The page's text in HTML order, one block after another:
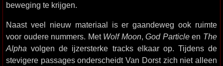
beweging te krijgen.
Naast veel nieuw materiaal is er gaandeweg ook ruimte
voor oudere nummers. Met Wolf Moon,God Particleen The
Alpha volgen de ijzersterke tracks elkaar op. Tijdens de
stevigere passages onderscheidt Van Dorst zich niet alleen